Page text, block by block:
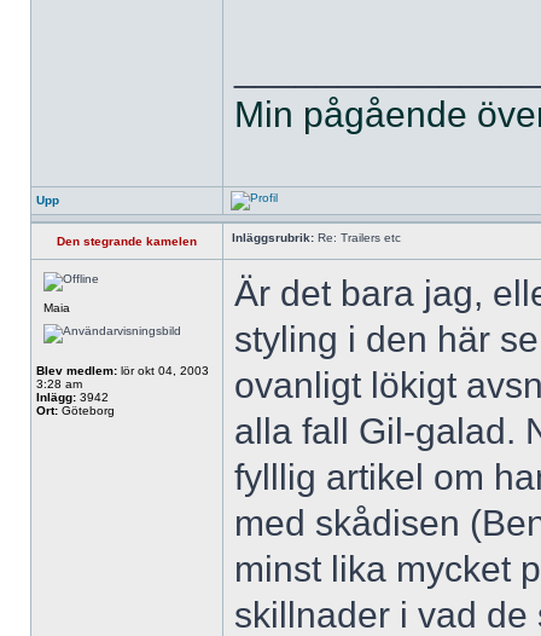
Min pågående
Upp
Den stegrande kamelen Inläggsrubrik: Re: Trailers etc
Maia
Blev medlem: lör okt 04, 2003
3:28 am
Inlägg: 3942
Ort: Göteborg
Är det bara jag,
styling i den här
ovanligt lökigt
alla fall Gil-galad.
fylllig artikel om
med skådisen
minst lika mycket
skillnader i vad de